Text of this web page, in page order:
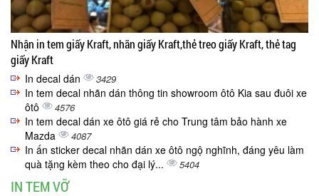
Nhận in tem giấy Kraft, nhãn giấy Kraft,thẻ treo giấy Kraft, thẻ tag
giấy Kraft
In decal dán 3429
In tem decal nhãn dán thông tin showroom ôtô Kia sau đuôi xe
ôtô
4576
In tem decal dán xe ôtô giá rẻ cho Trung tâm bảo hành xe
Mazda
4087
In ấn sticker decal nhãn dán xe ôtô ngộ nghĩnh, đáng yêu làm
quà tặng kèm theo cho đại lý...
5404
IN TEM VỠ